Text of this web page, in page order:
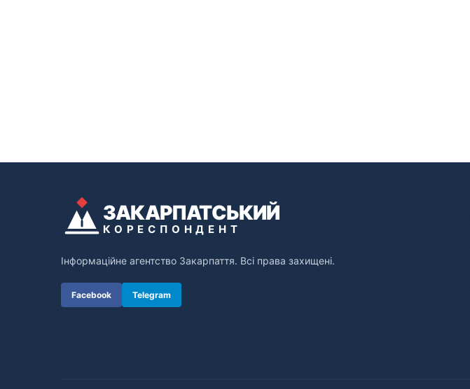
ЗАКАРПАТСЬКИЙ
КОРЕСПОНДЕНТ
Інформаційне агентство Закарпаття. Всі права захищені.
Facebook Telegram